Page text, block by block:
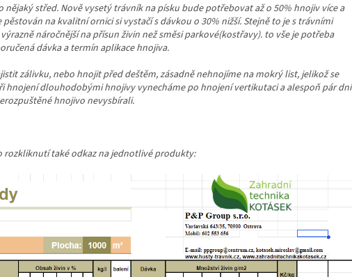
střed. Nově vysetý trávník na písku bude potřebovat až o 50% hnojiv více a
na kvalitní ornici si vystačí s dávkou o 30% nižší. Stejně to je s trávními
náročnější na přísun živin než směsi parkové(kostřavy). to vše je potřeba
dávka a termín aplikace hnojiva.
zálivku, nebo hnojit před deštěm, zásadně nehnojíme na mokrý list, jelikož se
hnojení dlouhodobými hnojivy vynecháme po hnojení vertikutaci a alespoň pár dní
hnojivo nevysbírali.
rozkliknutí také odkaz na jednotlivé produkty: